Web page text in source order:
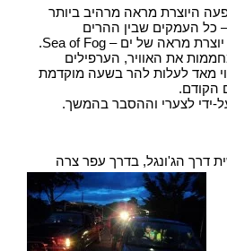
היוצרת מראה מרהיב ביותר
כל העמקים שבין ההרים
מתמלאים בערפילים והתופעה יוצרת מראה של ים – Sea of Fog.
את האוויר, הערפילים
מאד לעלות להר בשעה מוקדמת
הקודם.
ידי לצערי וההסבר בהמשך.
דרך הג'ונגל, בדרך עפר צרה